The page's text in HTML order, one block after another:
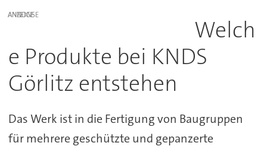
ANZEIGE
Welch
e Produkte bei KNDS
Görlitz entstehen
Das Werk ist in die Fertigung von Baugruppen
für mehrere geschützte und gepanzerte